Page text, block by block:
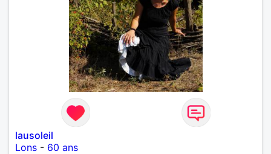
lausoleil
Lons - 60 ans